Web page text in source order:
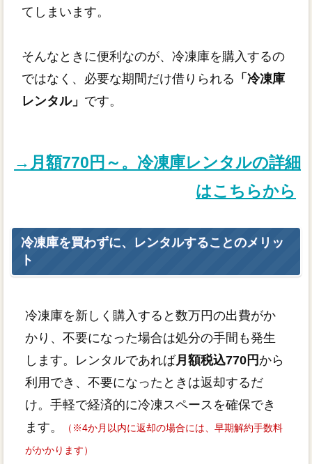
てしまいます。
そんなときに便利なのが、冷凍庫を購入するの
ではなく、必要な期間だけ借りられる 「冷凍庫
レンタル」 です。
→月額770円～。冷凍庫レンタルの詳細
はこちらから
冷凍庫を買わずに、レンタルすることのメリッ
ト
冷凍庫を新しく購入すると数万円の出費がか
かり、不要になった場合は処分の手間も発生
します。レンタルであれば月額税込770円から
利用でき、不要になったときは返却するだ
け。手軽で経済的に冷凍スペースを確保でき
ます。
（※4か月以内に返却の場合には、早期解約手数料
がかかります）